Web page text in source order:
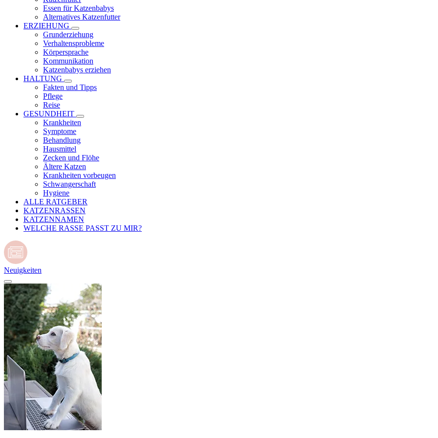
Essen für Katzenbabys
Alternatives Katzenfutter
ERZIEHUNG
Grunderziehung
Verhaltensprobleme
Körpersprache
Kommunikation
Katzenbabys erziehen
HALTUNG
Fakten und Tipps
Pflege
Reise
GESUNDHEIT
Krankheiten
Symptome
Behandlung
Hausmittel
Zecken und Flöhe
Ältere Katzen
Krankheiten vorbeugen
Schwangerschaft
Hygiene
ALLE RATGEBER
KATZENRASSEN
KATZENNAMEN
WELCHE RASSE PASST ZU MIR?
Neuigkeiten